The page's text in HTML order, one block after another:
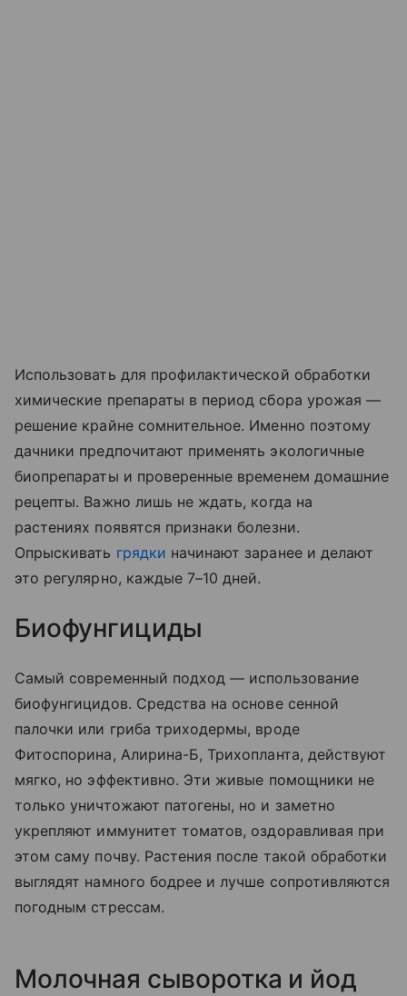
Использовать для профилактической обработки
химические препараты в период сбора урожая —
решение крайне сомнительное. Именно поэтому
дачники предпочитают применять экологичные
биопрепараты и проверенные временем домашние
рецепты. Важно лишь не ждать, когда на
растениях появятся признаки болезни.
Опрыскивать грядки начинают заранее и делают
это регулярно, каждые 7–10 дней.
Биофунгициды
Самый современный подход — использование
биофунгицидов. Средства на основе сенной
палочки или гриба триходермы, вроде
Фитоспорина, Алирина-Б, Трихопланта, действуют
мягко, но эффективно. Эти живые помощники не
только уничтожают патогены, но и заметно
укрепляют иммунитет томатов, оздоравливая при
этом саму почву. Растения после такой обработки
выглядят намного бодрее и лучше сопротивляются
погодным стрессам.
Молочная сыворотка и йод